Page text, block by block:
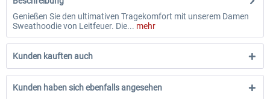
Genießen Sie den ultimativen Tragekomfort mit unserem Damen
Sweathoodie von Leitfeuer. Die... mehr
Kunden kauften auch
Kunden haben sich ebenfalls angesehen